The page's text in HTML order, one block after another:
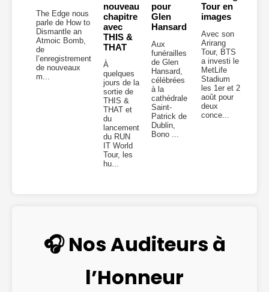
The Edge nous
parle de How to
Dismantle an
Atmoic Bomb,
de
l’enregistrement
de nouveaux
m...
nouveau
chapitre
avec
THIS &
THAT
À
quelques
jours de la
sortie de
THIS &
THAT et
du
lancement
du RUN
IT World
Tour, les
hu...
pour
Glen
Hansard
Aux
funérailles
de Glen
Hansard,
célébrées
à la
cathédrale
Saint-
Patrick de
Dublin,
Bono ...
Tour en
images
Avec son
Arirang
Tour, BTS
a investi le
MetLife
Stadium
les 1er et 2
août pour
deux
conce...
🎧 Nos Auditeurs à
l’Honneur